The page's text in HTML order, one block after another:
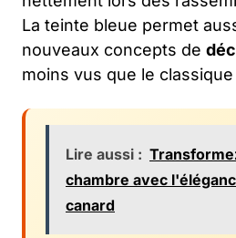
La teinte bleue permet
nouveaux concepts de
moins vus que le
Lire aussi :
chambre avec
canard